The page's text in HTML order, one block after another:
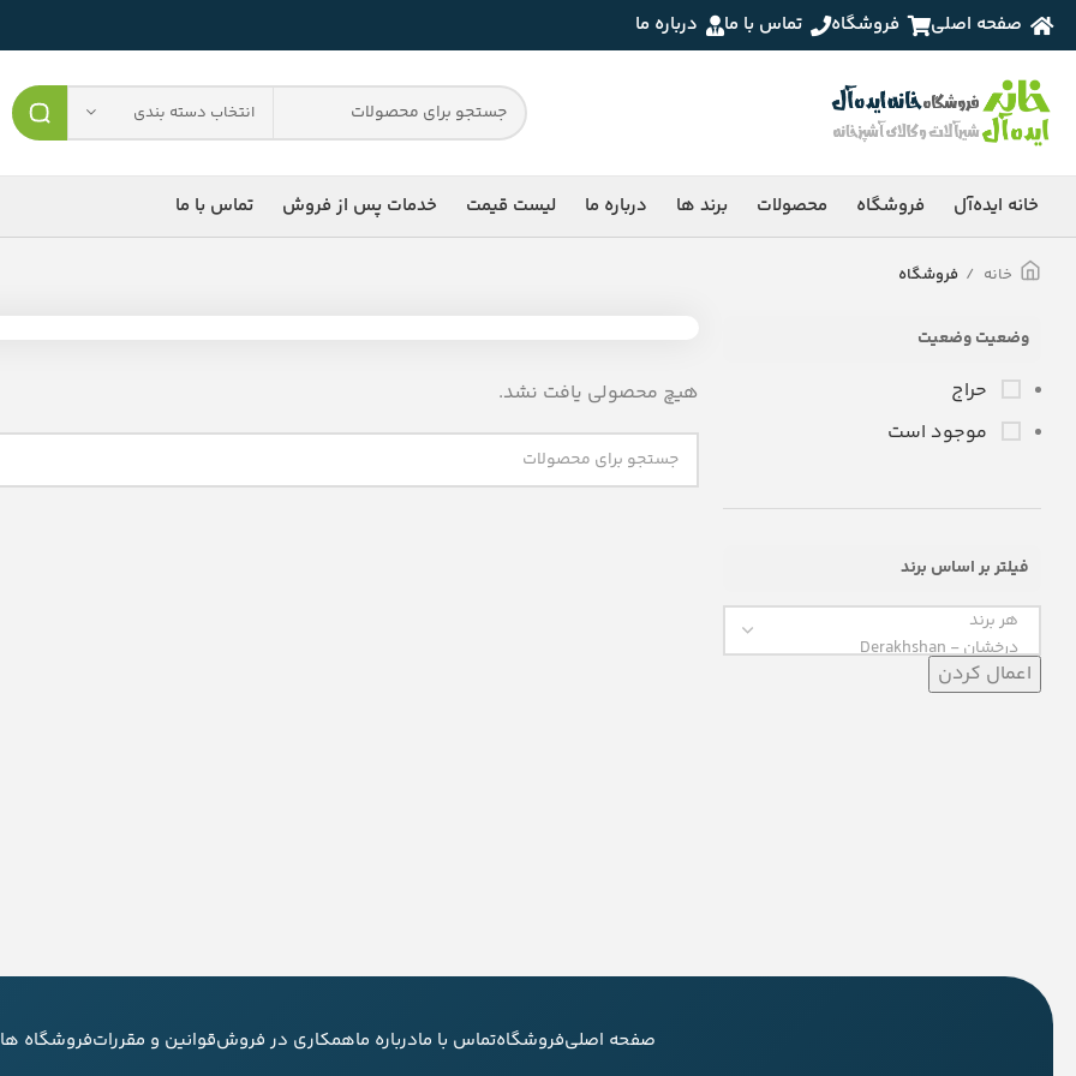
صفحه اصلی فروشگاه تماس با ما درباره ما
انتخاب دسته بندی
خانه ایده‌آل فروشگاه محصولات برند ها درباره ما لیست قیمت خدمات پس از فروش تماس با ما
خانه فروشگاه
وضعیت وضعیت
حراج
موجود است
فیلتر بر اساس برند
اعمال کردن
هیچ محصولی یافت نشد.
صفحه اصلیفروشگاهتماس با مادرباره ماهمکاری در فروشقوانین و مقرراتفروشگاه